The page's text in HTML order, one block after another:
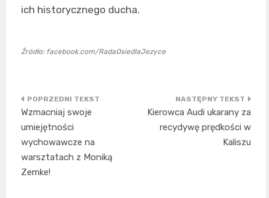
ich historycznego ducha.
Źródło: facebook.com/RadaOsiedlaJezyce
Nawigacja
wpisu
Wzmacniaj swoje
umiejętności
wychowawcze na
warsztatach z Moniką
Zemke!
Kierowca Audi ukarany za
recydywę prędkości w
Kaliszu